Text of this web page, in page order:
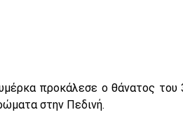
προκάλεσε ο θάνατος
στην Πεδινή.